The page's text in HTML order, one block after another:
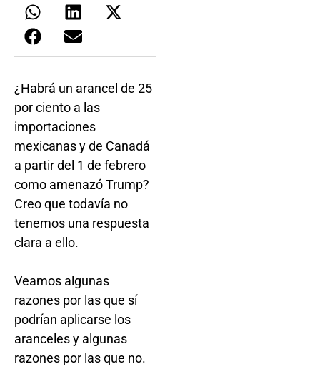
¿Habrá un arancel de 25
por ciento a las
importaciones
mexicanas y de Canadá
a partir del 1 de febrero
como amenazó Trump?
Creo que todavía no
tenemos una respuesta
clara a ello.
Veamos algunas
razones por las que sí
podrían aplicarse los
aranceles y algunas
razones por las que no.